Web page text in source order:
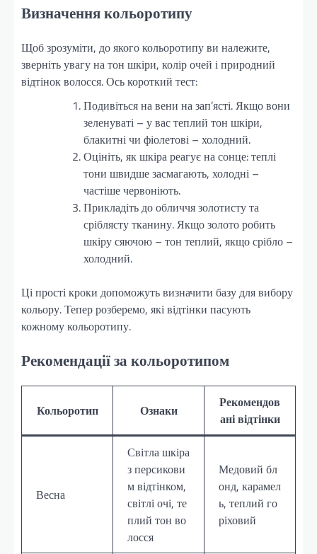
Визначення кольоротипу
Щоб зрозуміти, до якого кольоротипу ви належите,
зверніть увагу на тон шкіри, колір очей і природний
відтінок волосся. Ось короткий тест:
Подивіться на вени на зап’ясті. Якщо вони
зеленуваті – у вас теплий тон шкіри,
блакитні чи фіолетові – холодний.
Оцініть, як шкіра реагує на сонце: теплі
тони швидше засмагають, холодні –
частіше червоніють.
Прикладіть до обличчя золотисту та
сріблясту тканину. Якщо золото робить
шкіру сяючою – тон теплий, якщо срібло –
холодний.
Ці прості кроки допоможуть визначити базу для вибору
кольору. Тепер розберемо, які відтінки пасують
кожному кольоротипу.
Рекомендації за кольоротипом
Кольоротип Ознаки
Рекомендов
ані відтінки
Весна
Світла шкіра
з персикови
м відтінком,
світлі очі, те
плий тон во
лосся
Медовий бл
онд, карамел
ь, теплий го
ріховий